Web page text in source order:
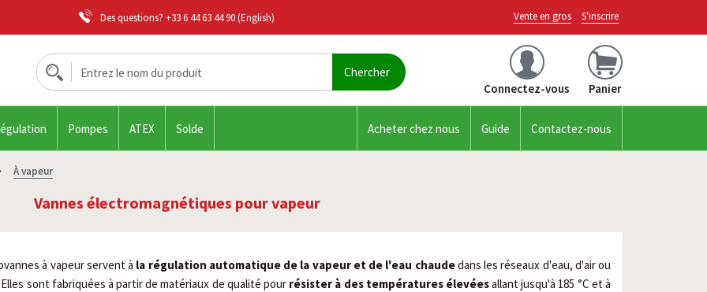
Des questions? +33 6 44 63 44 90(English) Vente en gros S'inscrire
Connectez-vous Panier
Pompes ATEX Solde Acheter chez nous Guide Contactez-nous
À vapeur
Vannes électromagnétiques pour vapeur
à vapeur servent à la régulation automatique de la vapeur et de l'eau chaude dans les réseaux d'eau, d'air ou
sont fabriquées à partir de matériaux de qualité pour résister à des températures élevées allant jusqu'à 185 °C et à